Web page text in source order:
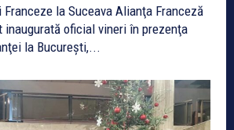
la Suceava Alianţa Franceză
inaugurată oficial vineri în prezenţa
la Bucureşti,...